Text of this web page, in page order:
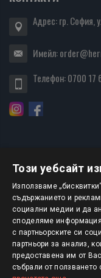
Адрес: гр. София,
Имейл:
Телефон:0700 17
БЮЛЕТИН
Авторско право © 2025
Този уебсайт
Използваме
съдържанието и
социални медии и да
споделяме информация
с партньорските си
партньори за анализ,
предоставена им от
събрали от ползването